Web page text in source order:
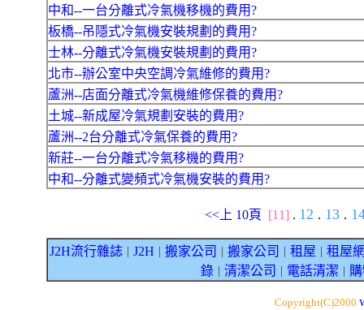
中和--一台分離式冷氣機移機的費用?
板橋--吊隱式冷氣機安裝規劃的費用?
士林--分離式冷氣機安裝規劃的費用?
北市--辦公室中央空調冷氣維修的費用?
蘆洲--店面分離式冷氣機維修保養的費用?
土城--新成屋冷氣規劃安裝的費用?
蘆洲--2台分離式冷氣保養的費用?
新莊--一台分離式冷氣移機的費用?
中和--分離式變頻式冷氣機安裝的費用?
<<上 10頁 [11] . 12 . 13 .
J2H流行雜誌 J2H 搬家公司 搬家公司 租屋
租屋
錄｜ 清潔公司 電話清潔
Copyright(C)2000